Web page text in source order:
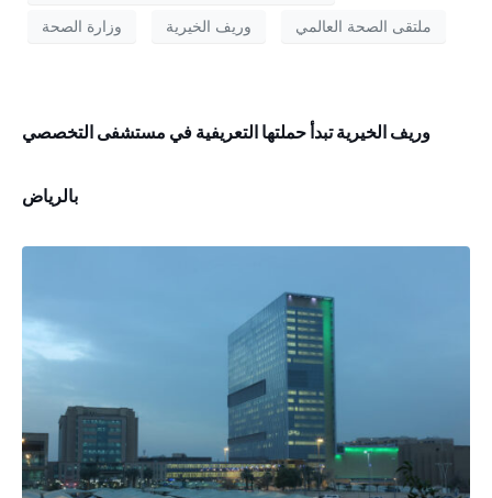
ملتقى الصحة العالمي
وريف الخيرية وزارة الصحة
وريف الخيرية تبدأ حملتها التعريفية في مستشفى التخصصي
بالرياض